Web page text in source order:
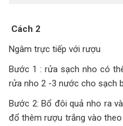
Cách 2
Ngâm trực tiếp với rượu
Bước 1 : rửa sạch nho có
rửa nho 2 -3 nước cho sạch
Bước 2: Bổ đôi quả nho ra
đổ thêm rượu trắng vào